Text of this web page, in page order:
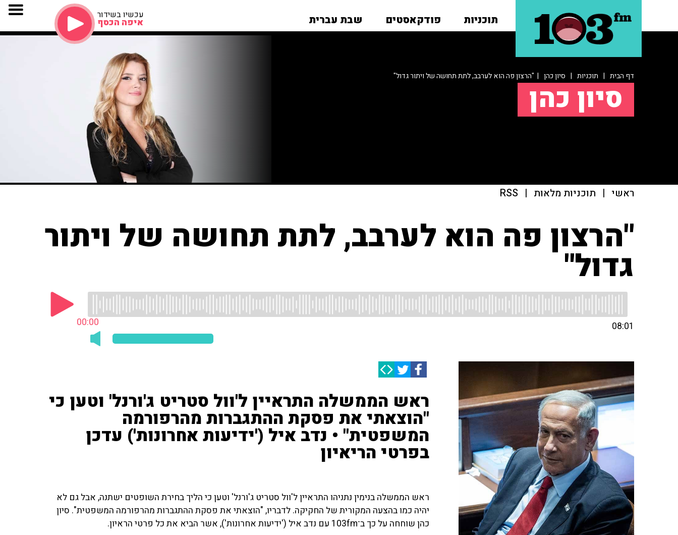
תוכניות פודקאסטים שבת עברית עכשיו בשידור
איפה הכסף
דף הבית | תוכניות | סיון כהן | "הרצון פה הוא לערבב, לתת תחושה של ויתור גדול"
סיון כהן
ראשי | תוכניות מלאות |
RSS
"הרצון פה הוא לערבב, לתת תחושה של ויתור
גדול"
00:00 08:01
ראש הממשלה התראיין ל'וול סטריט ג'ורנל' וטען כי
"הוצאתי את פסקת ההתגברות מהרפורמה
המשפטית" • נדב איל ('ידיעות אחרונות') עדכן
בפרטי הריאיון
ראש הממשלה בנימין נתניהו התראיין ל'וול סטריט ג'ורנל' וטען כי הליך בחירת השופטים ישתנה, אבל גם לא
יהיה כמו בהצעה המקורית של החקיקה. לדבריו, "הוצאתי את פסקת ההתגברות מהרפורמה המשפטית". סיון
כהן שוחחה על כך ב־103fm עם נדב איל ('ידיעות אחרונות'), אשר הביא את כל פרטי הראיון.